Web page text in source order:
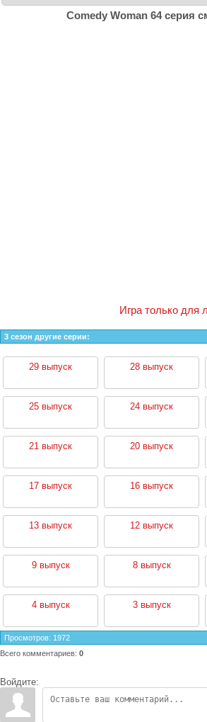
Comedy Woman 64 серия
Игра только для
3 сезон другие серии:
29 выпуск 28 выпуск
25 выпуск 24 выпуск
21 выпуск 20 выпуск
17 выпуск 16 выпуск
13 выпуск 12 выпуск
9 выпуск 8 выпуск
4 выпуск 3 выпуск
Просмотров: 1972
Всего комментариев: 0
Войдите: